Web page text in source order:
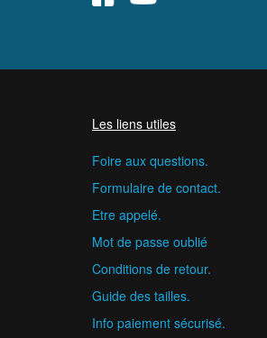
Les liens utiles
Foire aux questions.
Formulaire de contact.
Etre appelé.
Mot de passe oublié
Conditions de retour.
Guide des tailles.
Info paiement sécurisé.